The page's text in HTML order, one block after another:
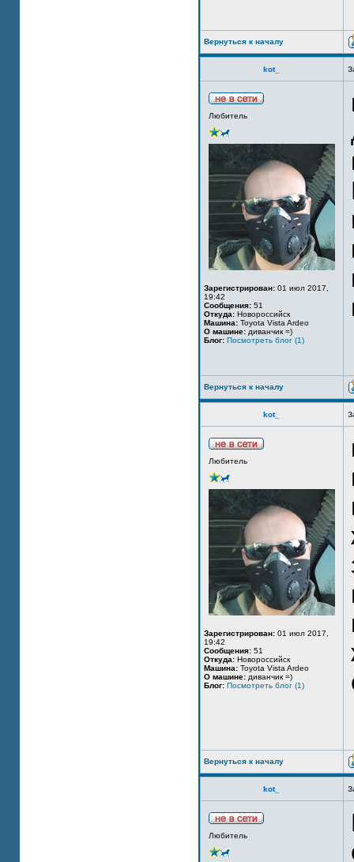
Вернуться к началу
kot_
Любитель
Зарегистрирован: 01 июл 2017,
19:42
Сообщения: 51
Откуда: Новороссийск
Машина: Toyota Vista Ardeo
О машине: диванчик =)
Блог: Посмотреть блог (1)
Вернуться к началу
kot_
Любитель
Зарегистрирован: 01 июл 2017,
19:42
Сообщения: 51
Откуда: Новороссийск
Машина: Toyota Vista Ardeo
О машине: диванчик =)
Блог: Посмотреть блог (1)
Вернуться к началу
kot_
Любитель